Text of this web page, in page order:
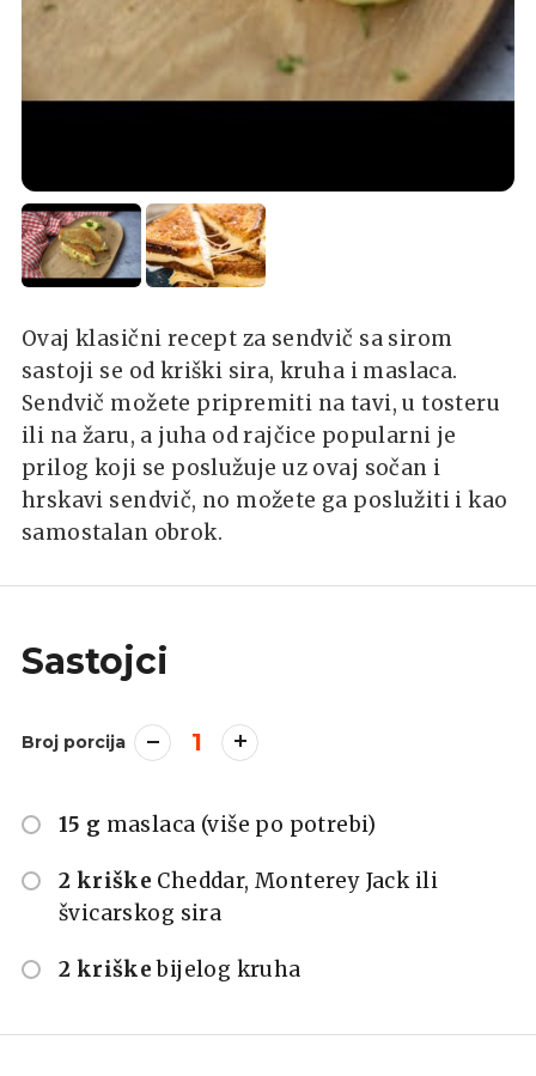
Ovaj klasični recept za sendvič sa sirom
sastoji se od kriški sira, kruha i maslaca.
Sendvič možete pripremiti na tavi, u tosteru
ili na žaru, a juha od rajčice popularni je
prilog koji se poslužuje uz ovaj sočan i
hrskavi sendvič, no možete ga poslužiti i kao
samostalan obrok.
Sastojci
Broj porcija 1
15 g maslaca (više po potrebi)
2 kriške Cheddar, Monterey Jack ili
švicarskog sira
2 kriške bijelog kruha